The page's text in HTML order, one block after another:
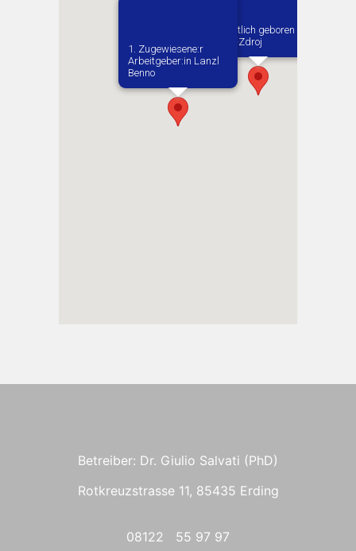
Vermutlich geboren in
Busko-Zdroj
1. Zugewiesene:r
Arbeitgeber:in​ Lanzl
Benno
Betreiber: Dr. Giulio Salvati (PhD)
Rotkreuzstrasse 11, 85435 Erding
08122 55 97 97